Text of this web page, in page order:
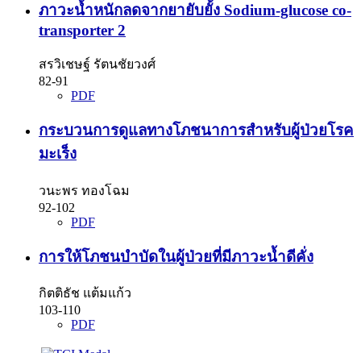
ภาวะน้ำหนักลดจากยายับยั้ง Sodium-glucose co-
transporter 2
สรวิเชษฐ์ รัตนชัยวงศ์
82-91
PDF
กระบวนการดูแลทางโภชนาการสำหรับผู้ป่วยโรค
มะเร็ง
วนะพร ทองโฉม
92-102
PDF
การให้โภชนบำบัดในผู้ป่วยที่มีภาวะน้ำดีคั่ง
กิตติธัช แต้มแก้ว
103-110
PDF